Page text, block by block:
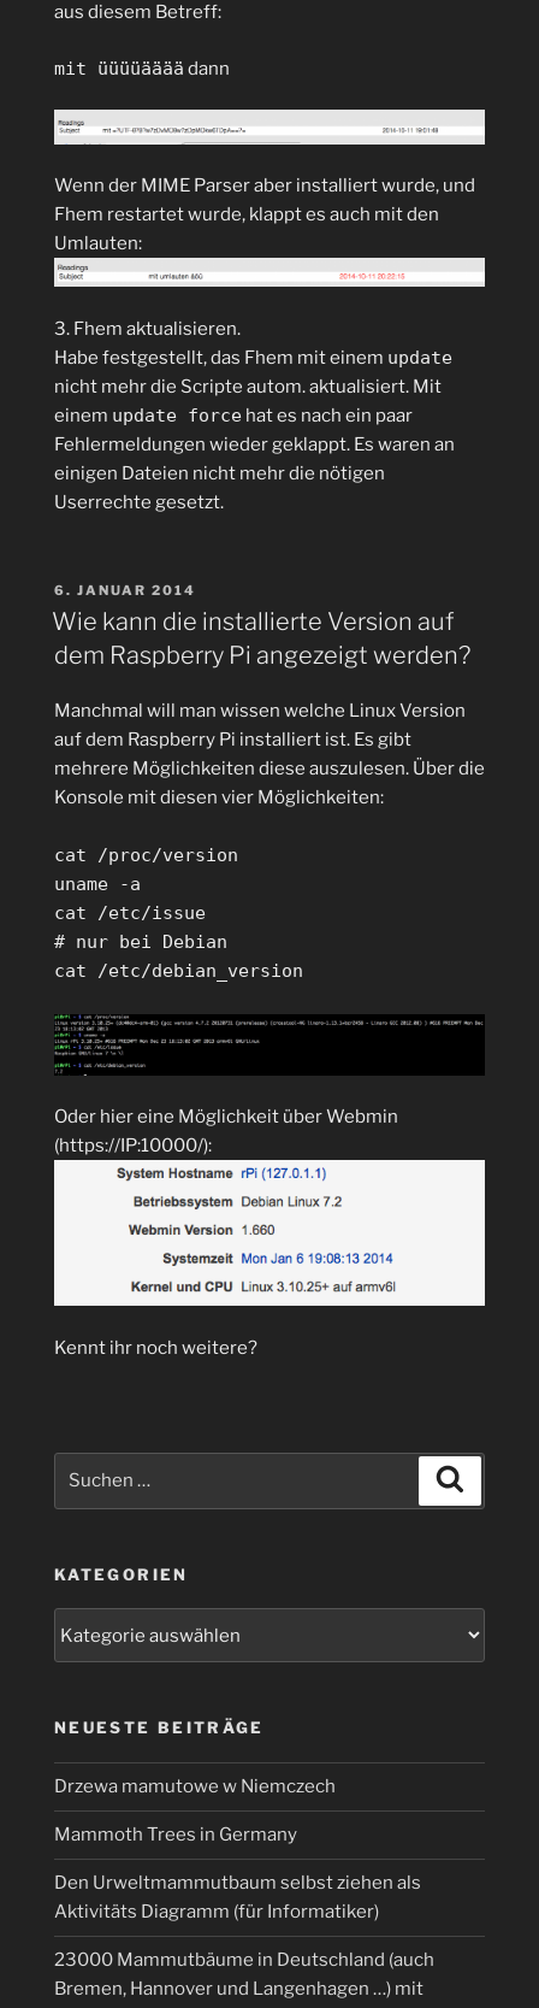
aus diesem Betreff:
mit üüüüääää dann
Wenn der MIME Parser aber installiert wurde, und
Fhem restartet wurde, klappt es auch mit den
Umlauten:
3. Fhem aktualisieren.
Habe festgestellt, das Fhem mit einem update
nicht mehr die Scripte autom. aktualisiert. Mit
einem update force hat es nach ein paar
Fehlermeldungen wieder geklappt. Es waren an
einigen Dateien nicht mehr die nötigen
Userrechte gesetzt.
VERÖFFENTLICHT
AM
6. JANUAR 2014
Wie kann die installierte Version auf
dem Raspberry Pi angezeigt werden?
Manchmal will man wissen welche Linux Version
auf dem Raspberry Pi installiert ist. Es gibt
mehrere Möglichkeiten diese auszulesen. Über die
Konsole mit diesen vier Möglichkeiten:
cat /proc/version
uname -a
cat /etc/issue
# nur bei Debian
cat /etc/debian_version
Oder hier eine Möglichkeit über Webmin
(https://IP:10000/):
Kennt ihr noch weitere?
KATEGORIEN
NEUESTE BEITRÄGE
Drzewa mamutowe w Niemczech
Mammoth Trees in Germany
Den Urweltmammutbaum selbst ziehen als
Aktivitäts Diagramm (für Informatiker)
23000 Mammutbäume in Deutschland (auch
Bremen, Hannover und Langenhagen …) mit